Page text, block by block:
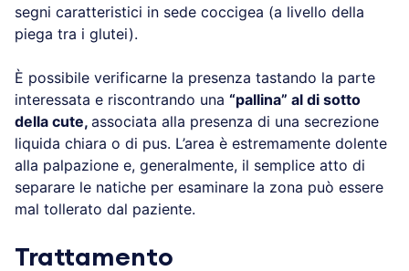
segni caratteristici in sede coccigea (a livello della
piega tra i glutei).
È possibile verificarne la presenza tastando la parte
interessata e riscontrando una “pallina” al di sotto
della cute, associata alla presenza di una secrezione
liquida chiara o di pus. L’area è estremamente dolente
alla palpazione e, generalmente, il semplice atto di
separare le natiche per esaminare la zona può essere
mal tollerato dal paziente.
Trattamento